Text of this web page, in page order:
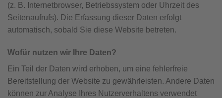
(z. B. Internetbrowser, Betriebssystem oder Uhrzeit des
Seitenaufrufs). Die Erfassung dieser Daten erfolgt
automatisch, sobald Sie diese Website betreten.
Wofür nutzen wir Ihre Daten?
Ein Teil der Daten wird erhoben, um eine fehlerfreie
Bereitstellung der Website zu gewährleisten. Andere Daten
können zur Analyse Ihres Nutzerverhaltens verwendet